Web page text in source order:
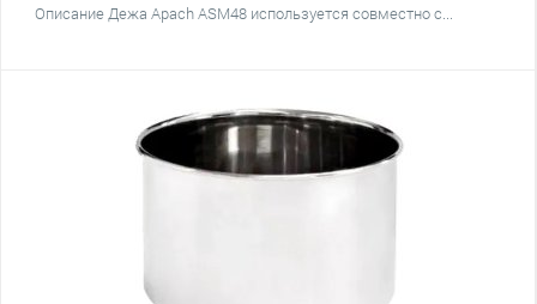
Описание Дежа Apach ASM48 используется совместно с...